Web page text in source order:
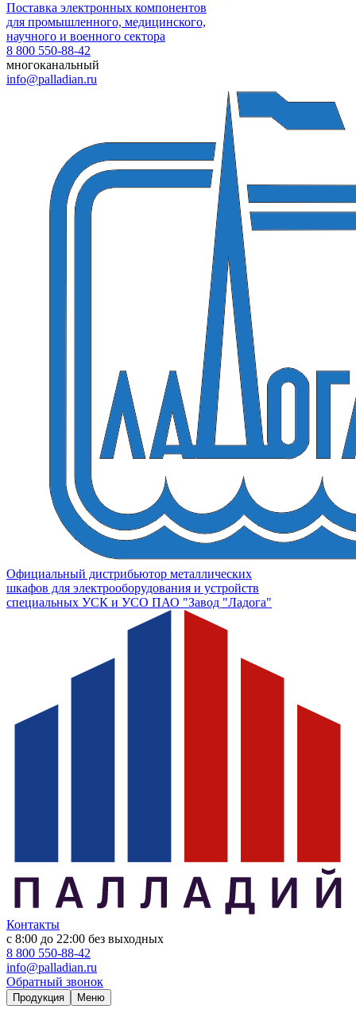
Поставка электронных компонентов
для промышленного, медицинского,
научного и военного сектора
8 800 550-88-42
многоканальный
info@palladian.ru
Официальный дистрибьютор металлических
шкафов для электрооборудования и устройств
специальных УСК и УСО ПАО "Завод "Ладога"
Контакты
с 8:00 до 22:00 без выходных
8 800 550-88-42
info@palladian.ru
Обратный звонок
Продукция Меню